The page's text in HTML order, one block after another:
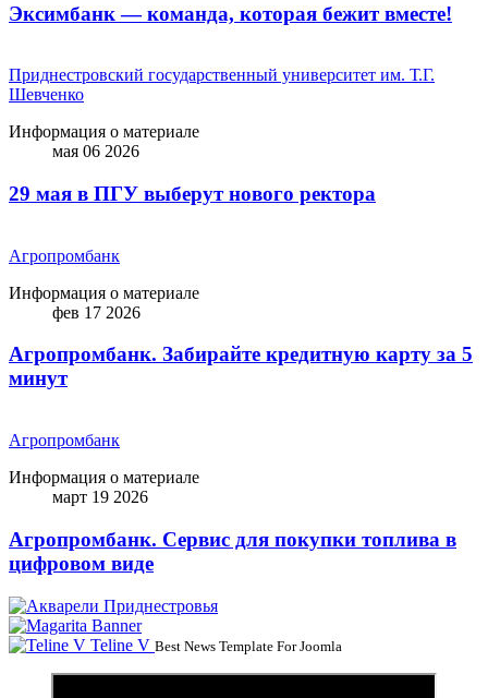
Эксимбанк — команда, которая бежит вместе!
Приднестровский государственный университет им. Т.Г.
Шевченко
Информация о материале
мая 06 2026
29 мая в ПГУ выберут нового ректора
Агропромбанк
Информация о материале
фев 17 2026
Агропромбанк. Забирайте кредитную карту за 5
минут
Агропромбанк
Информация о материале
март 19 2026
Агропромбанк. Сервис для покупки топлива в
цифровом виде
Teline V Best News Template For Joomla